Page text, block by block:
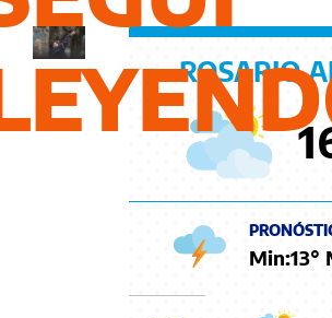
ROSARIO
Min:13°